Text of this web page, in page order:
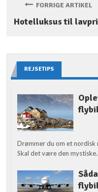
FORRIGE ARTIKEL
Hotelluksus til
REJSETIPS
Drømmer du om et nordisk
Skal det være den